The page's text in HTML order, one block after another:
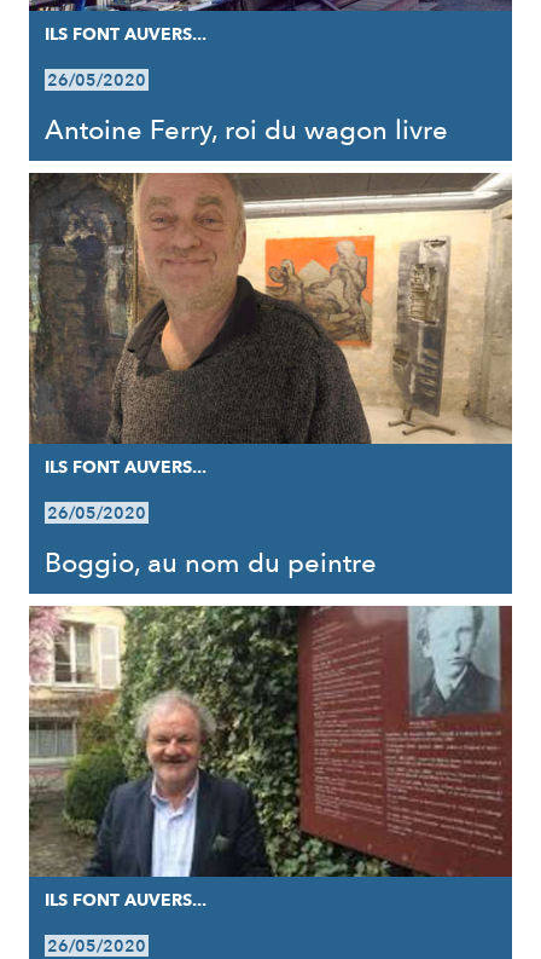
ILS FONT AUVERS...
26/05/2020
Antoine Ferry, roi du wagon livre
ILS FONT AUVERS...
26/05/2020
Boggio, au nom du peintre
ILS FONT AUVERS...
26/05/2020